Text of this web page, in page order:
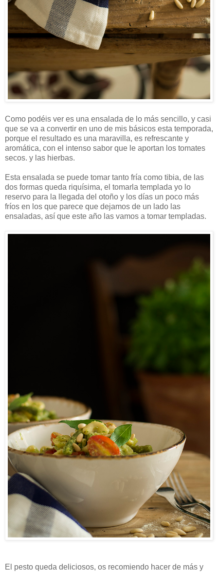
Como podéis ver es una ensalada de lo más sencillo, y casi
que se va a convertir en uno de mis básicos esta temporada,
porque el resultado es una maravilla, es refrescante y
aromática, con el intenso sabor que le aportan los tomates
secos. y las hierbas.
Esta ensalada se puede tomar tanto fría como tibia, de las
dos formas queda riquísima, el tomarla templada yo lo
reservo para la llegada del otoño y los días un poco más
fríos en los que parece que dejamos de un lado las
ensaladas, así que este año las vamos a tomar templadas.
El pesto queda deliciosos, os recomiendo hacer de más y